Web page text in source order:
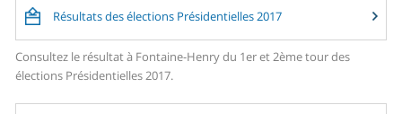
Résultats des élections Présidentielles 2017
Consultez le résultat à Fontaine-Henry du 1er et 2ème tour des
élections Présidentielles 2017.